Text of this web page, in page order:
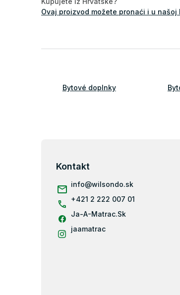
Ovaj proizvod možete pronaći i u
Bytové doplnky
Kontakt
info@wilsondo.sk
+421 2 222 007 01
Ja-A-Matrac.Sk
jaamatrac